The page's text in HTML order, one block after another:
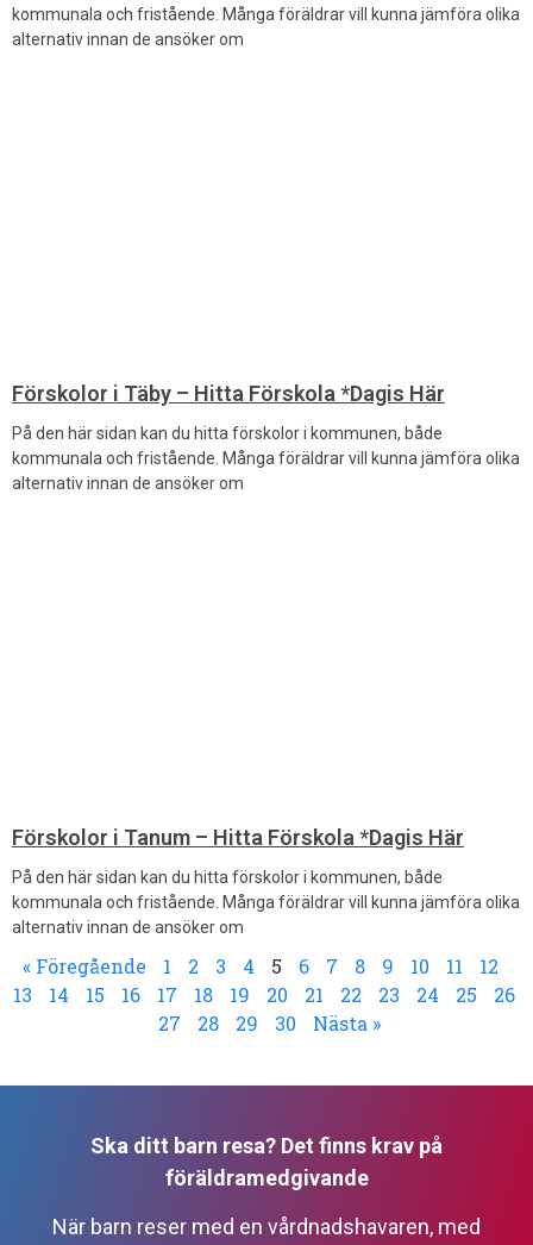
kommunala och fristående. Många föräldrar vill kunna jämföra olika
alternativ innan de ansöker om
Förskolor i Täby – Hitta Förskola *Dagis Här
På den här sidan kan du hitta förskolor i kommunen, både
kommunala och fristående. Många föräldrar vill kunna jämföra olika
alternativ innan de ansöker om
Förskolor i Tanum – Hitta Förskola *Dagis Här
På den här sidan kan du hitta förskolor i kommunen, både
kommunala och fristående. Många föräldrar vill kunna jämföra olika
alternativ innan de ansöker om
« Föregående 1 2 3 4 5 6 7 8 9 10 11
12
13
14 15 16 17 18 19 20 21 22 23 24 25
26
27
28 29 30 Nästa »
Ska ditt barn resa? Det finns krav på
föräldramedgivande
När barn reser med en vårdnadshavaren, med